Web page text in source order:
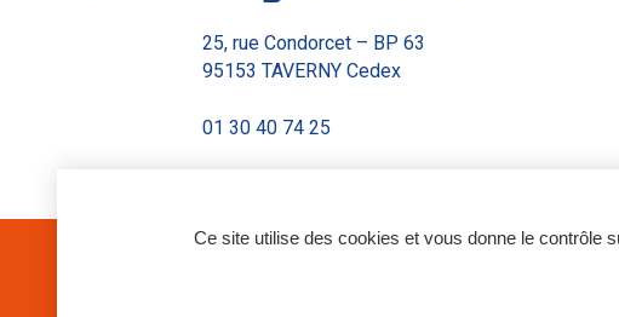
25, rue Condorcet – BP 63
95153 TAVERNY Cedex
01 30 40 74 25
Ce site utilise des cookies et vous donne le contrôle